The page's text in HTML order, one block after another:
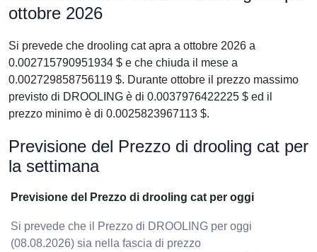
ottobre 2026
Si prevede che drooling cat apra a ottobre 2026 a
0.002715790951934 $ e che chiuda il mese a
0.002729858756119 $. Durante ottobre il prezzo massimo
previsto di DROOLING è di 0.0037976422225 $ ed il
prezzo minimo è di 0.0025823967113 $.
Previsione del Prezzo di drooling cat per
la settimana
Previsione del Prezzo di drooling cat per oggi
Si prevede che il Prezzo di DROOLING per oggi
(08.08.2026) sia nella fascia di prezzo